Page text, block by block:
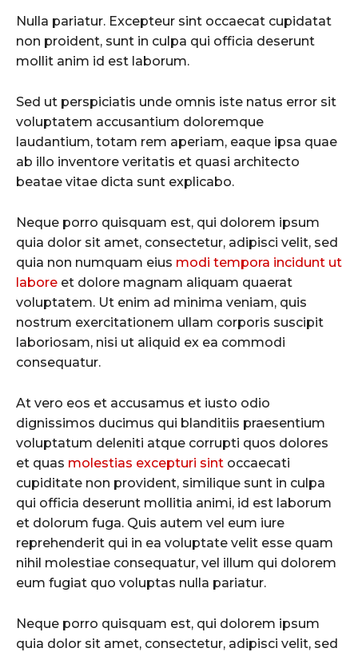
Nulla pariatur. Excepteur sint occaecat cupidatat
non proident, sunt in culpa qui officia deserunt
mollit anim id est laborum.
Sed ut perspiciatis unde omnis iste natus error sit
voluptatem accusantium doloremque
laudantium, totam rem aperiam, eaque ipsa quae
ab illo inventore veritatis et quasi architecto
beatae vitae dicta sunt explicabo.
Neque porro quisquam est, qui dolorem ipsum
quia dolor sit amet, consectetur, adipisci velit, sed
quia non numquam eius modi tempora incidunt ut
labore et dolore magnam aliquam quaerat
voluptatem. Ut enim ad minima veniam, quis
nostrum exercitationem ullam corporis suscipit
laboriosam, nisi ut aliquid ex ea commodi
consequatur.
At vero eos et accusamus et iusto odio
dignissimos ducimus qui blanditiis praesentium
voluptatum deleniti atque corrupti quos dolores
et quas molestias excepturi sint occaecati
cupiditate non provident, similique sunt in culpa
qui officia deserunt mollitia animi, id est laborum
et dolorum fuga. Quis autem vel eum iure
reprehenderit qui in ea voluptate velit esse quam
nihil molestiae consequatur, vel illum qui dolorem
eum fugiat quo voluptas nulla pariatur.
Neque porro quisquam est, qui dolorem ipsum
quia dolor sit amet, consectetur, adipisci velit, sed